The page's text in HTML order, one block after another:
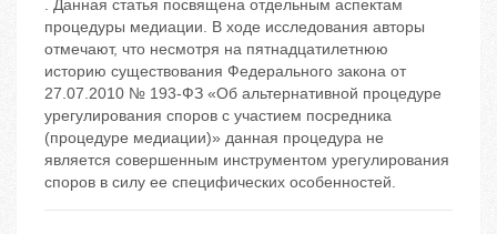
. Данная статья посвящена отдельным аспектам
процедуры медиации. В ходе исследования авторы
отмечают, что несмотря на пятнадцатилетнюю
историю существования Федерального закона от
27.07.2010 № 193-ФЗ «Об альтернативной процедуре
урегулирования споров с участием посредника
(процедуре медиации)» данная процедура не
является совершенным инструментом урегулирования
споров в силу ее специфических особенностей.